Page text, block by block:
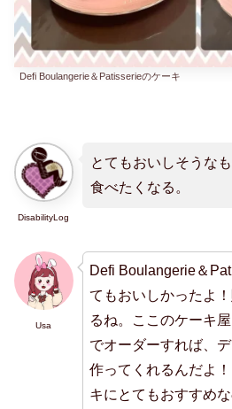
Defi Boulangerie＆Patisserieのケーキ
DisabilityLog
とてもおいしそうな
食べたくなる。
Usa
Defi Boulangerie＆
てもおいしかったよ
るね。ここのケーキ
でオーダーすれば、
作ってくれるんだよ
キにとてもおすすめな